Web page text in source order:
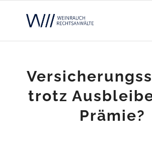
trotz
Prämie?